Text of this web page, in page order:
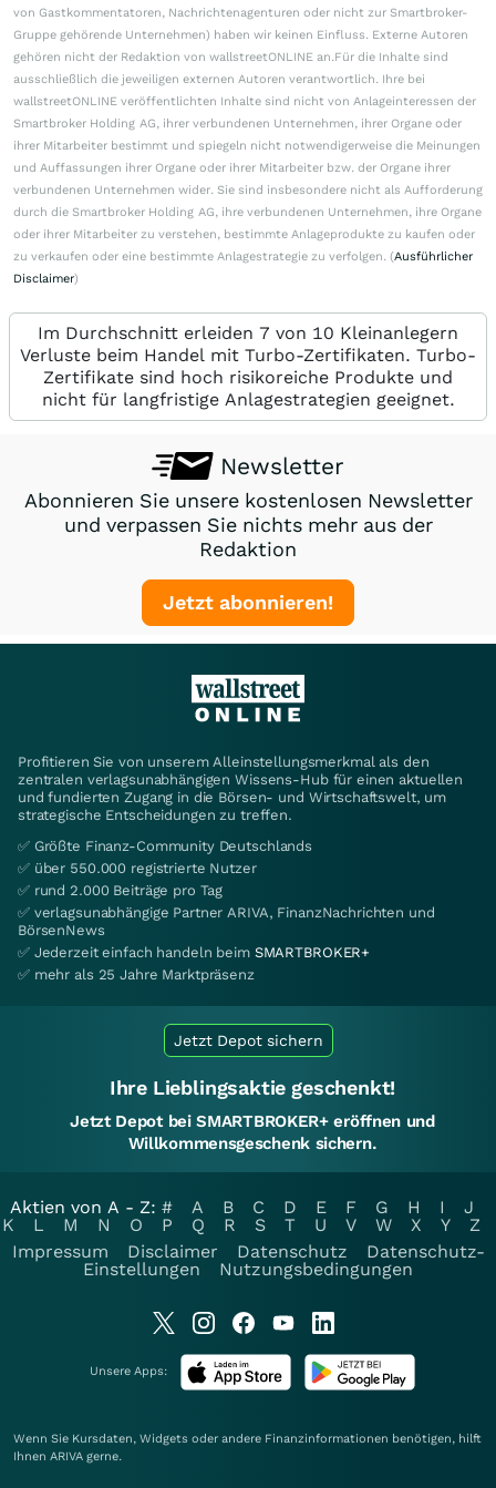
von Gastkommentatoren, Nachrichtenagenturen oder nicht zur Smartbroker-
Gruppe gehörende Unternehmen) haben wir keinen Einfluss. Externe Autoren
gehören nicht der Redaktion von wallstreetONLINE an.Für die Inhalte sind
ausschließlich die jeweiligen externen Autoren verantwortlich. Ihre bei
wallstreetONLINE veröffentlichten Inhalte sind nicht von Anlageinteressen der
Smartbroker Holding AG, ihrer verbundenen Unternehmen, ihrer Organe oder
ihrer Mitarbeiter bestimmt und spiegeln nicht notwendigerweise die Meinungen
und Auffassungen ihrer Organe oder ihrer Mitarbeiter bzw. der Organe ihrer
verbundenen Unternehmen wider. Sie sind insbesondere nicht als Aufforderung
durch die Smartbroker Holding AG, ihre verbundenen Unternehmen, ihre Organe
oder ihrer Mitarbeiter zu verstehen, bestimmte Anlageprodukte zu kaufen oder
zu verkaufen oder eine bestimmte Anlagestrategie zu verfolgen. (Ausführlicher
Disclaimer)
Im Durchschnitt erleiden 7 von 10 Kleinanlegern
Verluste beim Handel mit Turbo-Zertifikaten. Turbo-
Zertifikate sind hoch risikoreiche Produkte und
nicht für langfristige Anlagestrategien geeignet.
Newsletter
Abonnieren Sie unsere kostenlosen Newsletter
und verpassen Sie nichts mehr aus der
Redaktion
Jetzt abonnieren!
Profitieren Sie von unserem Alleinstellungsmerkmal als den
zentralen verlagsunabhängigen Wissens-Hub für einen aktuellen
und fundierten Zugang in die Börsen- und Wirtschaftswelt, um
strategische Entscheidungen zu treffen.
✅ Größte Finanz-Community Deutschlands
✅ über 550.000 registrierte Nutzer
✅ rund 2.000 Beiträge pro Tag
✅ verlagsunabhängige Partner ARIVA, FinanzNachrichten und
BörsenNews
✅ Jederzeit einfach handeln beim SMARTBROKER+
✅ mehr als 25 Jahre Marktpräsenz
Jetzt Depot sichern
Ihre Lieblingsaktie geschenkt!
Jetzt Depot bei SMARTBROKER+ eröffnen und
Willkommensgeschenk sichern.
Aktien von A - Z: # A B C D E F G H I
J
K
L M N O P Q R S T U V W X Y
Z
Impressum
Disclaimer Datenschutz
Datenschutz-
Einstellungen
Nutzungsbedingungen
Unsere Apps:
Wenn Sie Kursdaten, Widgets oder andere Finanzinformationen benötigen, hilft
Ihnen ARIVA gerne.